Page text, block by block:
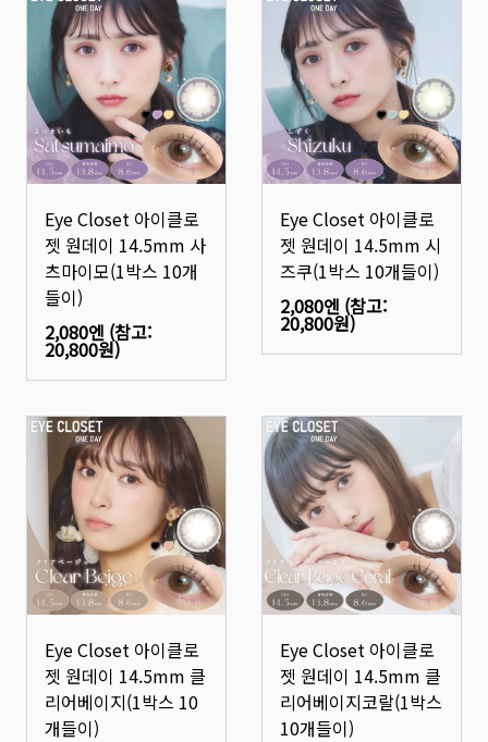
Eye Closet 아이클로
젯 원데이 14.5mm 사
츠마이모(1박스 10개
들이)
2,080엔 (참고:
20,800원)
Eye Closet 아이클로
젯 원데이 14.5mm 시
즈쿠(1박스 10개들이)
2,080엔 (참고:
20,800원)
Eye Closet 아이클로
젯 원데이 14.5mm 클
리어베이지(1박스 10
개들이)
Eye Closet 아이클로
젯 원데이 14.5mm 클
리어베이지코랄(1박스
10개들이)